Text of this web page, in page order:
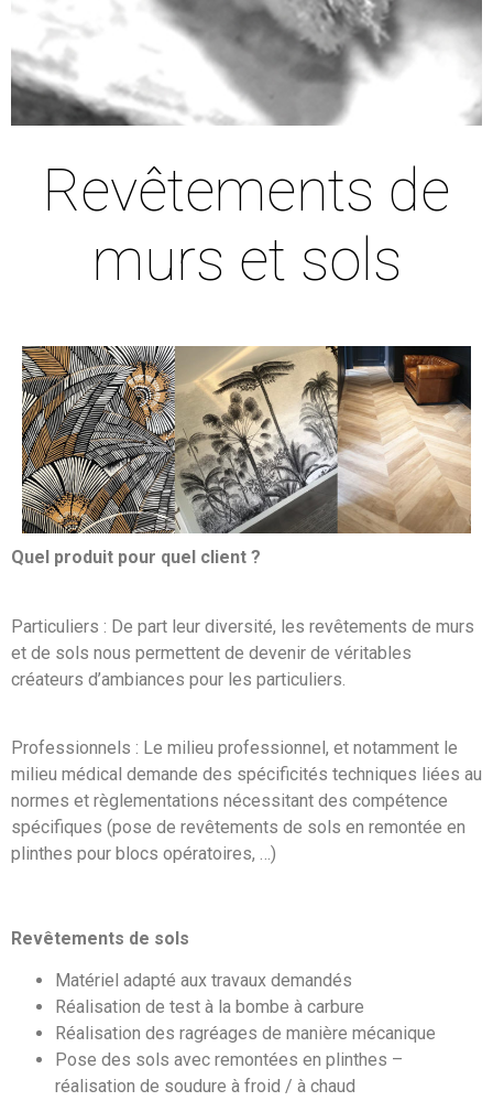
Revêtements de
murs et sols
Quel produit pour quel client ?
Particuliers : De part leur diversité, les revêtements de murs
et de sols nous permettent de devenir de véritables
créateurs d’ambiances pour les particuliers.
Professionnels : Le milieu professionnel, et notamment le
milieu médical demande des spécificités techniques liées au
normes et règlementations nécessitant des compétence
spécifiques (pose de revêtements de sols en remontée en
plinthes pour b locs opératoires, …)
Revêtements de sols
Matériel adapté aux travaux demandés
Réalisation de test à la bombe à carbure
Réalisation des ragréages de manière mécanique
Pose des sols avec remontées en plinthes –
réalisation de soudure à froid / à chaud